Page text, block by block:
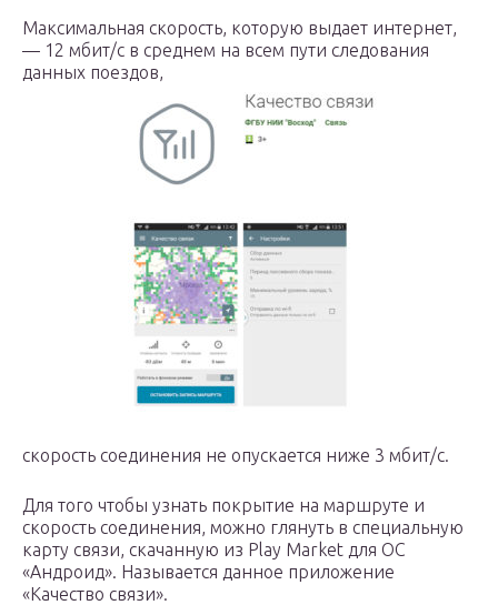
Максимальная скорость, которую выдает интернет,
— 12 мбит/с в среднем на всем пути следования
данных поездов,
скорость соединения не опускается ниже 3 мбит/с.
Для того чтобы узнать покрытие на маршруте и
скорость соединения, можно глянуть в специальную
карту связи, скачанную из Play Market для ОС
«Андроид». Называется данное приложение
«Качество связи».